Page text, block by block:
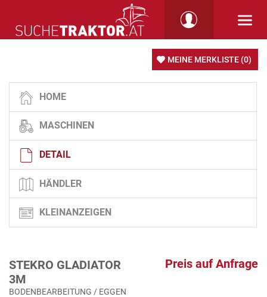
MEINE MERKLISTE (0)
HOME
MASCHINEN
DETAIL
HÄNDLER
KLEINANZEIGEN
STEKRO GLADIATOR
3M
Preis auf Anfrage
BODENBEARBEITUNG / EGGEN